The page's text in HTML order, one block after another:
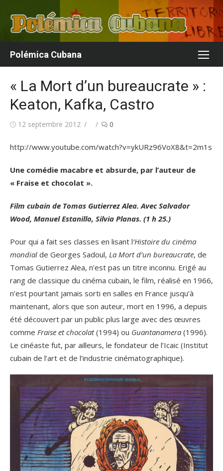
contenu
Polémica Cubana
« La Mort d’un bureaucrate » :
Keaton, Kafka, Castro
Publié12 septembre 2012 Auteur/autrice
0
http://www.youtube.com/watch?v=ykURz96VoX8&t=2m1s
Une comédie macabre et absurde, par l’auteur de
« Fraise et chocolat ».
Film cubain de Tomas Gutierrez Alea. Avec Salvador
Wood, Manuel Estanillo, Silvia Planas. (1 h 25.)
Pour qui a fait ses classes en lisant l‘Histoire du cinéma
mondial de Georges Sadoul, La Mort d’un bureaucrate, de
Tomas Gutierrez Alea, n’est pas un titre inconnu. Erigé au
rang de classique du cinéma cubain, le film, réalisé en 1966,
n’est pourtant jamais sorti en salles en France jusqu’à
maintenant, alors que son auteur, mort en 1996, a depuis
été découvert par un public plus large avec des œuvres
comme Fraise et chocolat(1994) ou Guantanamera (1996).
Le cinéaste fut, par ailleurs, le fondateur de l’Icaic (Institut
cubain de l’art et de l’industrie cinématographique).